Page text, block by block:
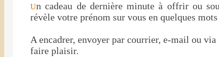
Un cadeau de dernière minute à offrir ou
révèle votre prénom sur vous en quelques mots
A encadrer, envoyer par courrier, e-mail ou
faire plaisir.